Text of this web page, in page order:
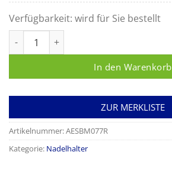
Verfügbarkeit: wird für Sie bestellt
In den Warenkorb
ZUR MERKLISTE
Artikelnummer:AESBM077R
Kategorie: Nadelhalter